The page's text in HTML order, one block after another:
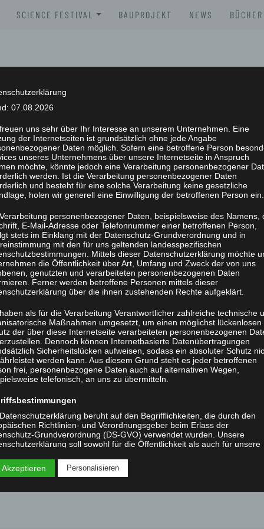
SCIENCE FESTIVAL
XLAB SCIENCE FESTIVAL 2025
XLAB SCIENCE FESTIVAL 2024
SCIENCE FESTIVAL 2004-2023
BAUPROJEKT NEWS BÜCHER
07.08.2026
uns sehr über Ihr Interesse an unserem Unternehmen. Eine
der Internetseiten ist grundsätzlich ohne jede Angabe
Daten möglich. Sofern eine betroffene Person
unseres Unternehmens über unsere Internetseite in Anspruch
möchte, könnte jedoch eine Verarbeitung personenbezogener
werden. Ist die Verarbeitung personenbezogener Daten
und besteht für eine solche Verarbeitung keine gesetzliche
holen wir generell eine Einwilligung der betroffenen Person ein.
personenbezogener Daten, beispielsweise des Namens,
E-Mail-Adresse oder Telefonnummer einer betroffenen Person,
stets im Einklang mit der Datenschutz-Grundverordnung und in
mit den für uns geltenden landesspezifischen
Mittels dieser Datenschutzerklärung möchte
die Öffentlichkeit über Art, Umfang und Zweck der von uns
genutzten und verarbeiteten personenbezogenen Daten
Ferner werden betroffene Personen mittels dieser
über die ihnen zustehenden Rechte aufgeklärt.
als für die Verarbeitung Verantwortlicher zahlreiche technische
Maßnahmen umgesetzt, um einen möglichst lückenlosen
der über diese Internetseite verarbeiteten personenbezogenen
Dennoch können Internetbasierte Datenübertragungen
Sicherheitslücken aufweisen, sodass ein absoluter Schutz
werden kann. Aus diesem Grund steht es jeder betroffenen
frei, personenbezogene Daten auch auf alternativen Wegen,
telefonisch, an uns zu übermitteln.
beruht auf den Begrifflichkeiten, die durch den
Richtlinien- und Verordnungsgeber beim Erlass der
Grundverordnung (DS-GVO) verwendet wurden. Unsere
soll sowohl für die Öffentlichkeit als auch für unsere
möchten wir vorab die verwendeten Begrifflichkeiten
in dieser Datenschutzerklärung unter anderem die
Personalisieren